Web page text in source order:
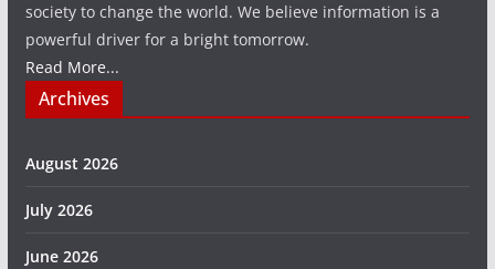
society to change the world. We believe information is a
powerful driver for a bright tomorrow.
Read More...
Archives
August 2026
July 2026
June 2026